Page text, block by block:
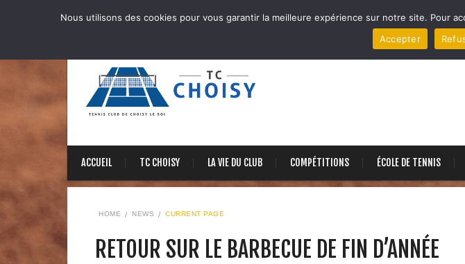
ACCUEIL TC CHOISY LA VIE DU CLUB COMPÉTITIONS ÉCOLE DE TENNIS
HOME NEWS CURRENT PAGE
RETOUR SUR LE BARBECUE DE FIN D’ANNÉE
Nous utilisons des cookies pour vous garantir la meilleure expérience sur notre site. Pour
Accepter